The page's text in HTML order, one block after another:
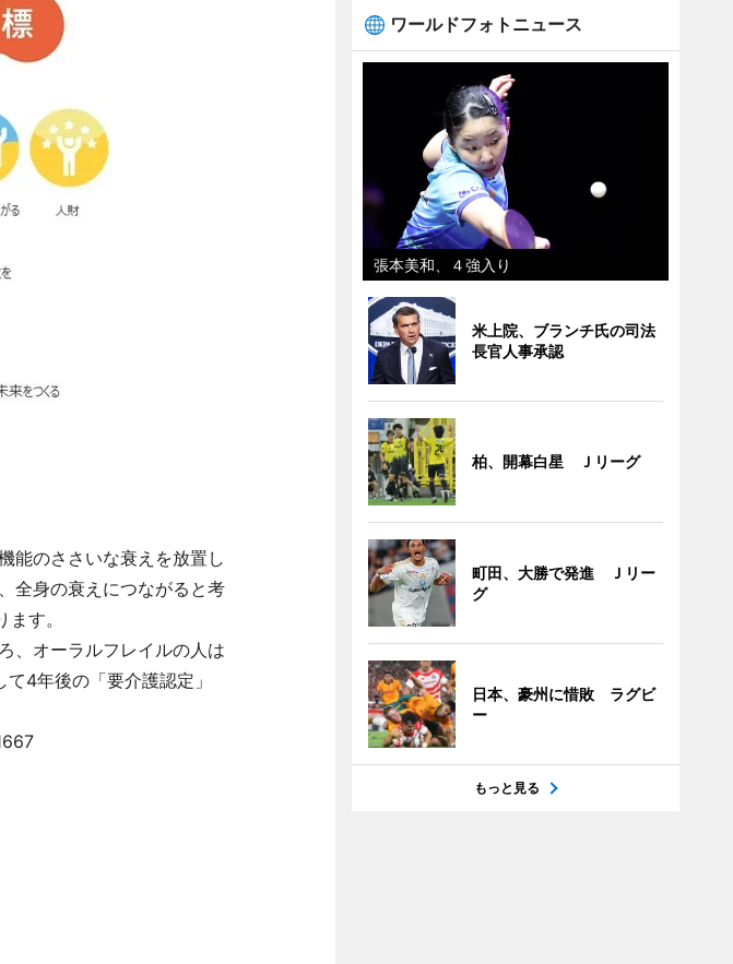
能のささいな衰えを放置し
全身の衰えにつながると考
す。
、オーラルフレイルの人は
4年後の「要介護認定」
ワールドフォトニュース
張本美和、４強入り
米上院、ブランチ氏の司法
長官人事承認
柏、開幕白星 Ｊリーグ
町田、大勝で発進 Ｊリー
グ
日本、豪州に惜敗 ラグビ
ー
もっと見る